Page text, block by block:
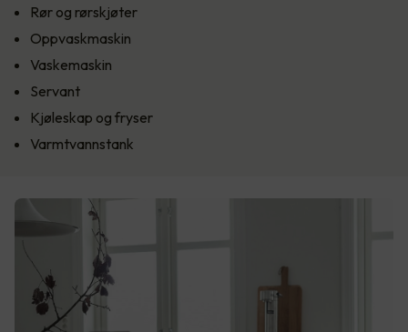
Rør og rørskjøter
Oppvaskmaskin
Vaskemaskin
Servant
Kjøleskap og fryser
Varmtvannstank